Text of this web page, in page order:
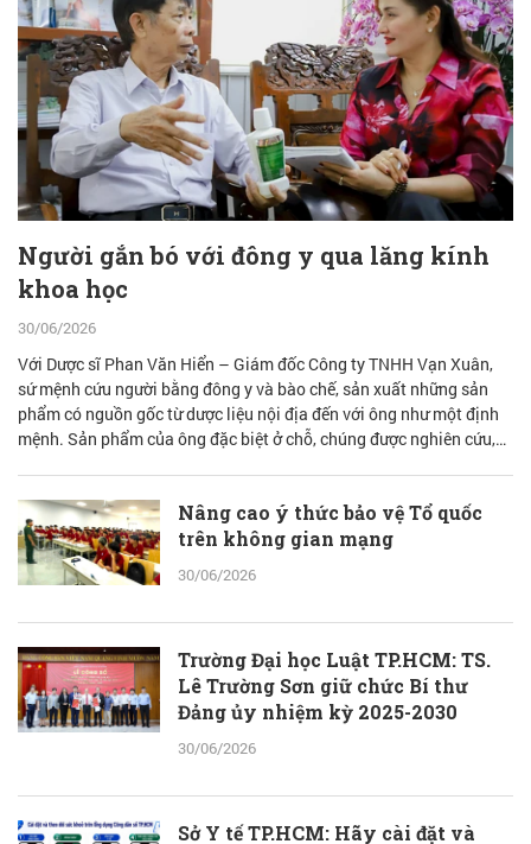
Người gắn bó với đông y qua lăng kính
khoa học
30/06/2026
Với Dược sĩ Phan Văn Hiển – Giám đốc Công ty TNHH Vạn Xuân,
sứ mệnh cứu người bằng đông y và bào chế, sản xuất những sản
phẩm có nguồn gốc từ dược liệu nội địa đến với ông như một định
mệnh. Sản phẩm của ông đặc biệt ở chỗ, chúng được nghiên cứu,
Nâng cao ý thức bảo vệ Tổ quốc
trên không gian mạng
30/06/2026
Trường Đại học Luật TP.HCM: TS.
Lê Trường Sơn giữ chức Bí thư
Đảng ủy nhiệm kỳ 2025-2030
30/06/2026
Sở Y tế TP.HCM: Hãy cài đặt và